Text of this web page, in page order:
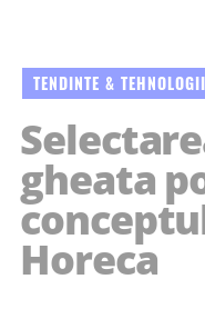
TENDINTE & TEHNOLOGII
gheata
Horeca